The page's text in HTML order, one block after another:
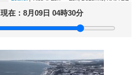
現在：8月09日 04時30分